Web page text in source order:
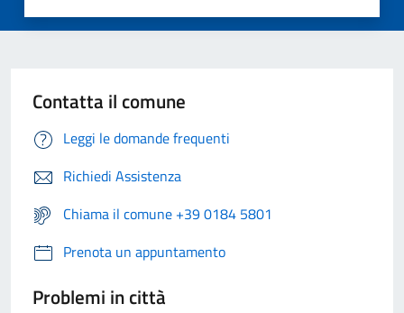
Contatta il comune
Leggi le domande frequenti
Richiedi Assistenza
Chiama il comune +39 0184 5801
Prenota un appuntamento
Problemi in città